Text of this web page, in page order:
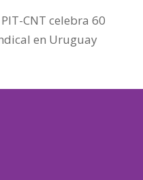
CNT celebra 60
en Uruguay